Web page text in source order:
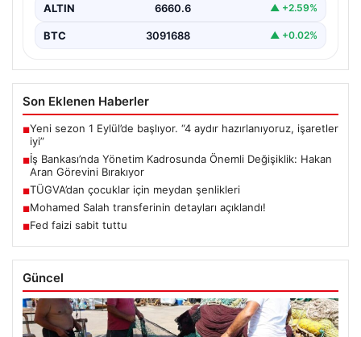
ALTIN 6660.6 ▲ +2.59%
BTC 3091688 ▲ +0.02%
Son Eklenen Haberler
■Yeni sezon 1 Eylül’de başlıyor. “4 aydır hazırlanıyoruz, işaretler
iyi”
■İş Bankası’nda Yönetim Kadrosunda Önemli Değişiklik: Hakan
Aran Görevini Bırakıyor
■TÜGVA’dan çocuklar için meydan şenlikleri
■Mohamed Salah transferinin detayları açıklandı!
■Fed faizi sabit tuttu
Güncel